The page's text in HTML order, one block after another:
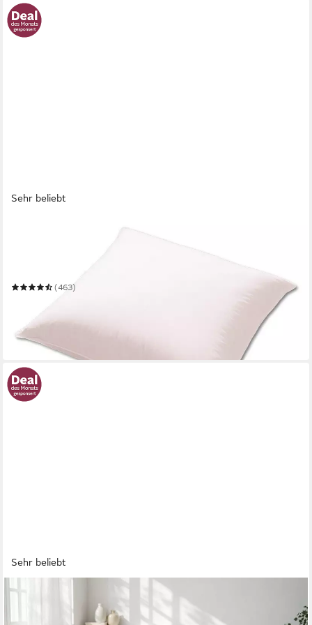
Sehr beliebt
(463)
-60%
in 5-6 Werktagen bei dir
Sehr beliebt
AMILIAN
Dekokissen Sofakissen Cord-Optik 4er Set mit Füllung 2x
40x40 + 2x 35x45 cm